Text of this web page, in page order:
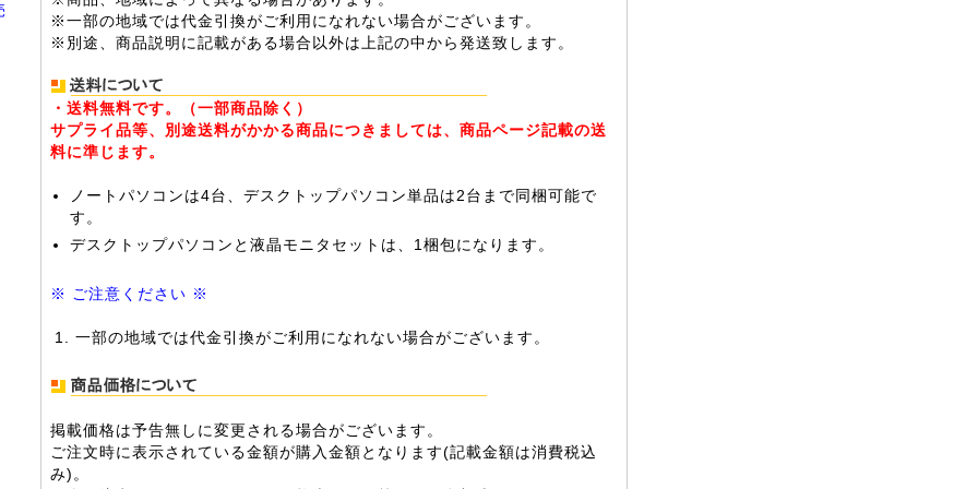
※一部の地域では代金引換がご利用になれない場合がございます。
※別途、商品説明に記載がある場合以外は上記の中から発送致します。
・送料無料です。（一部商品除く）
サプライ品等、別途送料がかかる商品につきましては、商品ページ記載の送
料に準じます。
ノートパソコンは4台、デスクトップパソコン単品は2台まで同梱可能で
す。
デスクトップパソコンと液晶モニタセットは、1梱包になります。
※ ご注意ください ※
一部の地域では代金引換がご利用になれない場合がございます。
掲載価格は予告無しに変更される場合がございます。
ご注文時に表示されている金額が購入金額となります(記載金額は消費税込
み)。